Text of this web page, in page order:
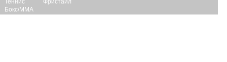
Теннис
Бокс/ММА
Фристайл